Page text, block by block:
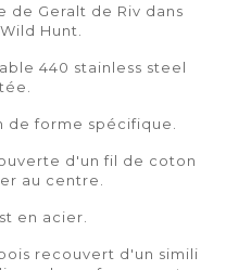
Geralt de Riv dans
Hunt.
440 stainless steel
de forme spécifique.
d'un fil de coton
au centre.
en acier.
recouvert d'un simili